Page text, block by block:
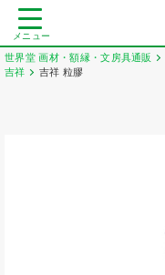
メニュー
世界堂 画材・額縁・文房具通販
吉祥
吉祥 粒膠